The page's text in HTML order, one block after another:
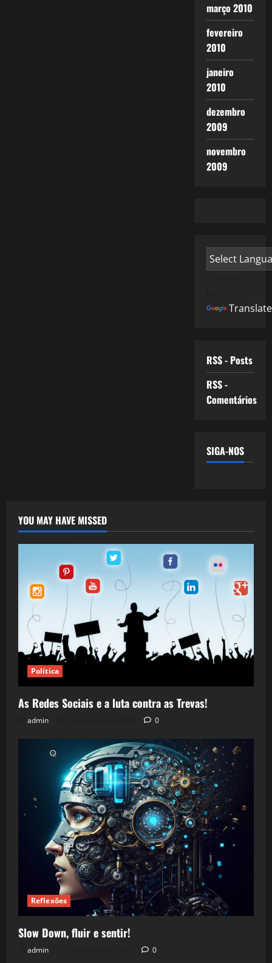
março 2010
fevereiro
2010
janeiro
2010
dezembro
2009
novembro
2009
Translate
RSS - Posts
RSS -
Comentários
SIGA-NOS
YOU MAY HAVE MISSED
Política
As Redes Sociais e a luta contra as Trevas!
admin 0
Reflexões
Slow Down, fluir e sentir!
admin 0